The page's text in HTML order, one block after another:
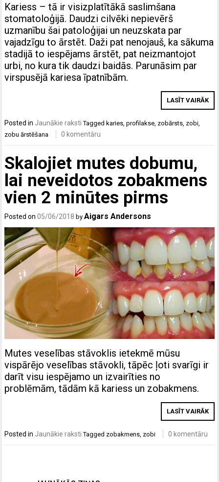
Kariess – tā ir visizplatītākā saslimšana
stomatoloģijā. Daudzi cilvēki nepievērš
uzmanību šai patoloģijai un neuzskata par
vajadzīgu to ārstēt. Daži pat nenojauš, ka sākuma
stadijā to iespējams ārstēt, pat neizmantojot
urbi, no kura tik daudzi baidās. Parunāsim par
virspusējā kariesa īpatnībām.
LASĪT VAIRĀK
Posted in Jaunākie raksti Tagged karies ,profilakse zobārsts zobi
zobu ārstēšana
0 komentāru
Skalojiet mutes dobumu,
lai neveidotos zobakmens
vien 2 minūtes pirms
Posted on05/06/2018 byAigars Andersons
Mutes veselības stāvoklis ietekmē mūsu
vispārējo veselības stāvokli, tāpēc ļoti svarīgi ir
darīt visu iespējamo un izvairīties no
problēmām, tādām kā kariess un zobakmens.
LASĪT VAIRĀK
Posted in Jaunākie raksti Tagged zobakmens, zobi 0 komentāru